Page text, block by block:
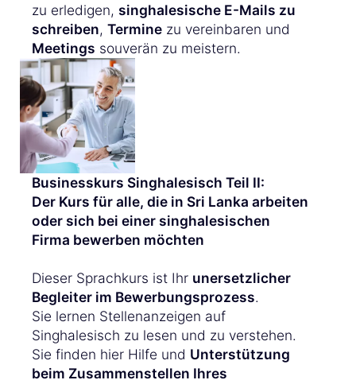
zu erledigen, singhalesische E-Mails zu
schreiben, Termine zu vereinbaren und
Meetings souverän zu meistern.
Businesskurs Singhalesisch Teil II:
Der Kurs für alle, die in Sri Lanka arbeiten
oder sich bei einer singhalesischen
Firma bewerben möchten
Dieser Sprachkurs ist Ihr unersetzlicher
Begleiter im Bewerbungsprozess.
Sie lernen Stellenanzeigen auf
Singhalesisch zu lesen und zu verstehen.
Sie finden hier Hilfe und Unterstützung
beim Zusammenstellen Ihres